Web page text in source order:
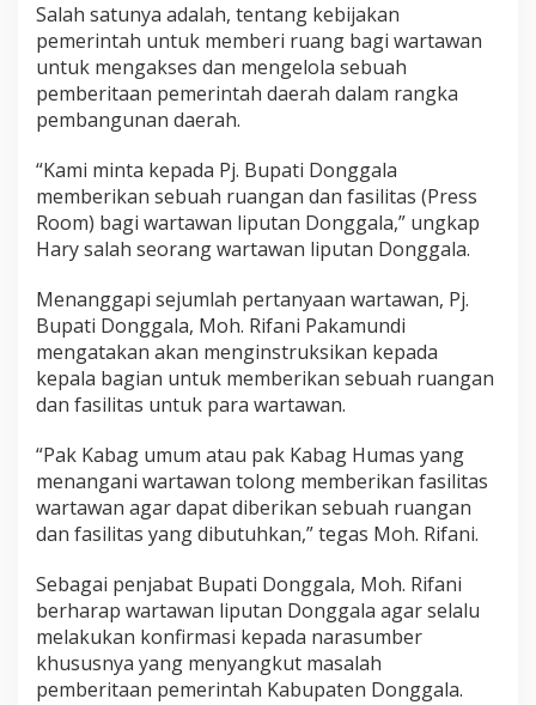
a
w
n
Salah satunya adalah, tentang kebijakan
pemerintah untuk memberi ruang bagi wartawan
untuk mengakses dan mengelola sebuah
pemberitaan pemerintah daerah dalam rangka
pembangunan daerah.
“Kami minta kepada Pj. Bupati Donggala
memberikan sebuah ruangan dan fasilitas (Press
Room) bagi wartawan liputan Donggala,” ungkap
Hary salah seorang wartawan liputan Donggala.
Menanggapi sejumlah pertanyaan wartawan, Pj.
Bupati Donggala, Moh. Rifani Pakamundi
mengatakan akan menginstruksikan kepada
kepala bagian untuk memberikan sebuah ruangan
dan fasilitas untuk para wartawan.
“Pak Kabag umum atau pak Kabag Humas yang
menangani wartawan tolong memberikan fasilitas
wartawan agar dapat diberikan sebuah ruangan
dan fasilitas yang dibutuhkan,” tegas Moh. Rifani.
Sebagai penjabat Bupati Donggala, Moh. Rifani
berharap wartawan liputan Donggala agar selalu
melakukan konfirmasi kepada narasumber
khususnya yang menyangkut masalah
pemberitaan pemerintah Kabupaten Donggala.